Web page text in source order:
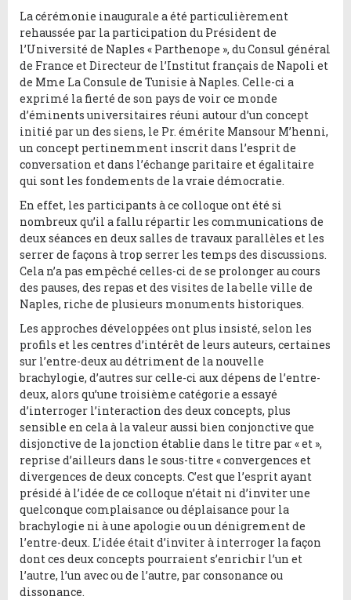
La cérémonie inaugurale a été particulièrement
rehaussée par la participation du Président de
l’Université de Naples « Parthenope », du Consul général
de France et Directeur de l’Institut français de Napoli et
de Mme La Consule de Tunisie à Naples. Celle-ci a
exprimé la fierté de son pays de voir ce monde
d’éminents universitaires réuni autour d’un concept
initié par un des siens, le Pr. émérite Mansour M’henni,
un concept pertinemment inscrit dans l’esprit de
conversation et dans l’échange paritaire et égalitaire
qui sont les fondements de la vraie démocratie.
En effet, les participants à ce colloque ont été si
nombreux qu’il a fallu répartir les communications de
deux séances en deux salles de travaux parallèles et les
serrer de façons à trop serrer les temps des discussions.
Cela n’a pas empêché celles-ci de se prolonger au cours
des pauses, des repas et des visites de la belle ville de
Naples, riche de plusieurs monuments historiques.
Les approches développées ont plus insisté, selon les
profils et les centres d’intérêt de leurs auteurs, certaines
sur l’entre-deux au détriment de la nouvelle
brachylogie, d’autres sur celle-ci aux dépens de l’entre-
deux, alors qu’une troisième catégorie a essayé
d’interroger l’interaction des deux concepts, plus
sensible en cela à la valeur aussi bien conjonctive que
disjonctive de la jonction établie dans le titre par « et »,
reprise d’ailleurs dans le sous-titre « convergences et
divergences de deux concepts. C’est que l’esprit ayant
présidé à l’idée de ce colloque n’était ni d’inviter une
quelconque complaisance ou déplaisance pour la
brachylogie ni à une apologie ou un dénigrement de
l’entre-deux. L’idée était d’inviter à interroger la façon
dont ces deux concepts pourraient s’enrichir l’un et
l’autre, l’un avec ou de l’autre, par consonance ou
dissonance.